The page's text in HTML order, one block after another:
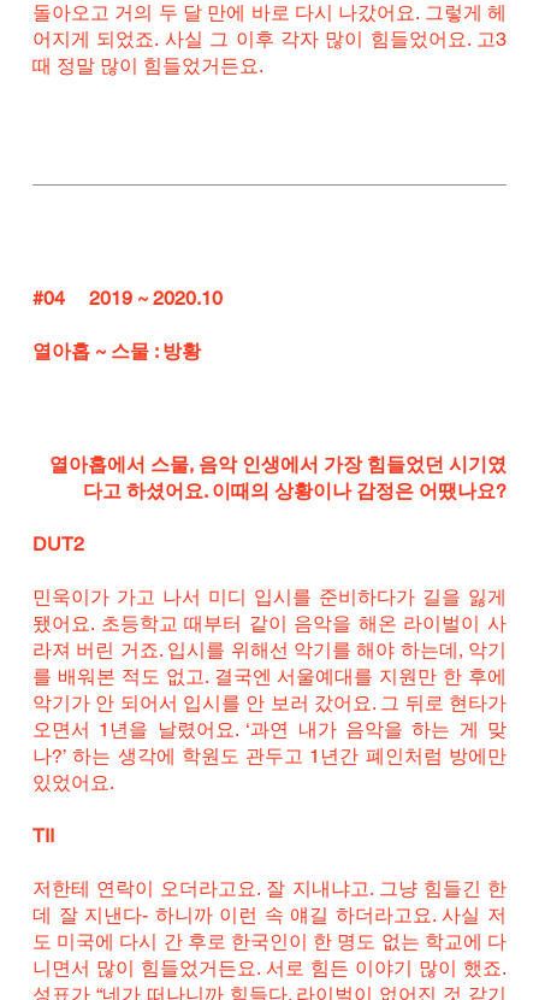
돌아오고 거의 두 달 만에 바로 다시 나갔어요. 그렇게 헤
어지게 되었죠. 사실 그 이후 각자 많이 힘들었어요. 고3
때 정말 많이 힘들었거든요.
#04
     2019 ~ 2020.10
열아홉 ~ 스물 : 방황
열아홉에서 스물, 음악 인생에서 가장 힘들었던 시기였
다고 하셨어요. 이때의 상황이나 감정은 어땠나요?
DUT2
민욱이가 가고 나서 미디 입시를 준비하다가 길을 잃게
됐어요. 초등학교 때부터 같이 음악을 해온 라이벌이 사
라져 버린 거죠. 입시를 위해선 악기를 해야 하는데, 악기
를 배워본 적도 없고. 결국엔 서울예대를 지원만 한 후에
악기가 안 되어서 입시를 안 보러 갔어요. 그 뒤로 현타가
오면서 1년을 날렸어요. ‘과연 내가 음악을 하는 게 맞
나?’ 하는 생각에 학원도 관두고 1년간 폐인처럼 방에만
있었어요.
TII
저한테 연락이 오더라고요. 잘 지내냐고. 그냥 힘들긴 한
데 잘 지낸다- 하니까 이런 속 얘길 하더라고요. 사실 저
도 미국에 다시 간 후로 한국인이 한 명도 없는 학교에 다
니면서 많이 힘들었거든요. 서로 힘든 이야기 많이 했죠.
성표가 “네가 떠나니까 힘들다. 라이벌이 없어진 것 같기